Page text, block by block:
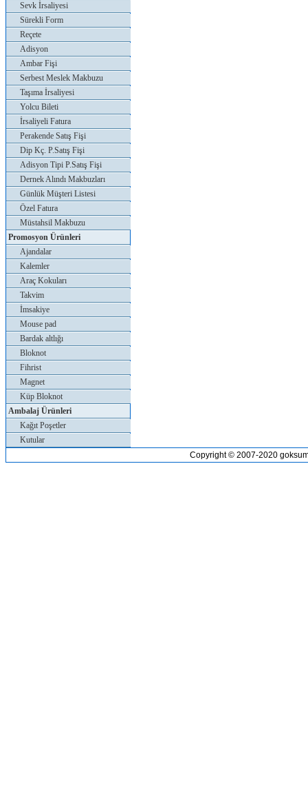
Sevk İrsaliyesi
Sürekli Form
Reçete
Adisyon
Ambar Fişi
Serbest Meslek Makbuzu
Taşıma İrsaliyesi
Yolcu Bileti
İrsaliyeli Fatura
Perakende Satış Fişi
Dip Kç. P.Satış Fişi
Adisyon Tipi P.Satış Fişi
Dernek Alındı Makbuzları
Günlük Müşteri Listesi
Özel Fatura
Müstahsil Makbuzu
Promosyon Ürünleri
Ajandalar
Kalemler
Araç Kokuları
Takvim
İmsakiye
Mouse pad
Bardak altlığı
Bloknot
Fihrist
Magnet
Küp Bloknot
Ambalaj Ürünleri
Kağıt Poşetler
Kutular
Copyright © 2007-2020